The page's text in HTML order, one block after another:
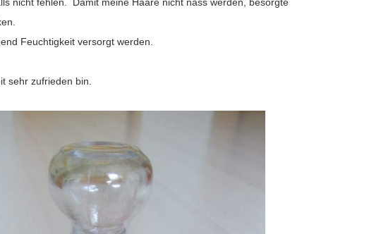
Feuchtigkeit versorgt werden.
sehr zufrieden bin.